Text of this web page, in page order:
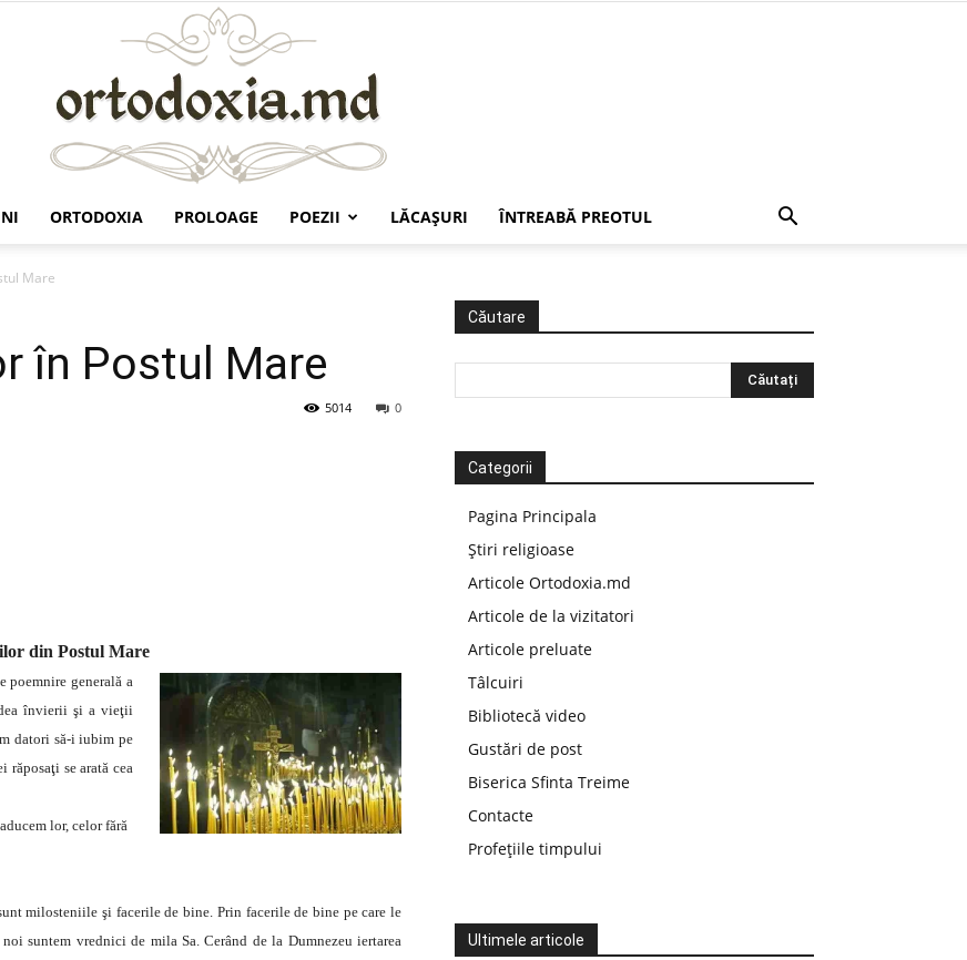
ORTODOXIA PROLOAGE POEZII LĂCAŞURI ÎNTREABĂ PREOTUL
Mare
în Postul Mare
0
5014
din Postul Mare
poemnire generală a
învierii şi a vieţii
datori să-i iubim pe
se arată cea
lor, celor fără
milosteniile şi facerile de bine. Prin facerile de bine pe care le
suntem vrednici de mila Sa. Cerând de la Dumnezeu iertarea
Căutare
Categorii
Pagina Principala
Știri religioase
Articole Ortodoxia.md
Articole de la vizitatori
Articole preluate
Tâlcuiri
Bibliotecă video
Gustări de post
Biserica Sfinta Treime
Contacte
Profețiile timpului
Ultimele articole